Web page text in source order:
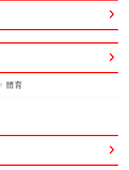
體育